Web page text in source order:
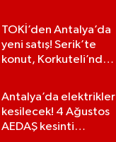
edilecek
TOKİ’den Antalya’da
yeni satış! Serik’te
konut, Korkuteli’nde
Antalya’da elektrikler
kesilecek! 4 Ağustos
AEDAŞ kesinti